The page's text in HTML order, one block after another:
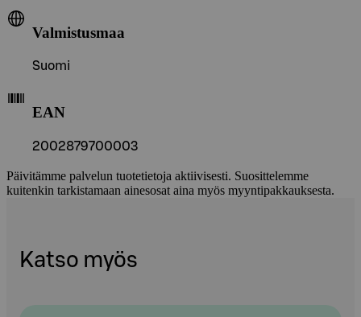
Valmistusmaa
Suomi
EAN
2002879700003
Päivitämme palvelun tuotetietoja aktiivisesti. Suosittelemme
kuitenkin tarkistamaan ainesosat aina myös myyntipakkauksesta.
Katso myös